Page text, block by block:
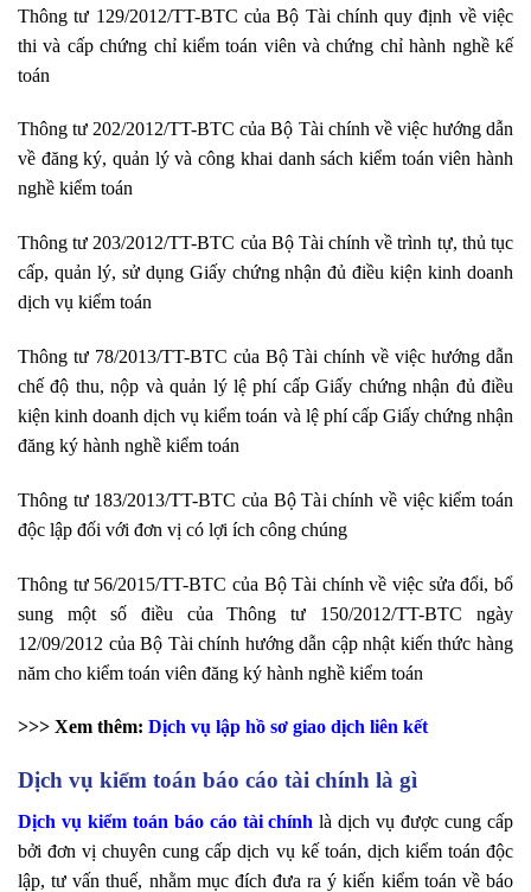
Thông tư 129/2012/TT-BTC của Bộ Tài chính quy định về việc
thi và cấp chứng chỉ kiểm toán viên và chứng chỉ hành nghề kế
toán
Thông tư 202/2012/TT-BTC của Bộ Tài chính về việc hướng dẫn
về đăng ký, quản lý và công khai danh sách kiểm toán viên hành
nghề kiểm toán
Thông tư 203/2012/TT-BTC của Bộ Tài chính về trình tự, thủ tục
cấp, quản lý, sử dụng Giấy chứng nhận đủ điều kiện kinh doanh
dịch vụ kiểm toán
Thông tư 78/2013/TT-BTC của Bộ Tài chính về việc hướng dẫn
chế độ thu, nộp và quản lý lệ phí cấp Giấy chứng nhận đủ điều
kiện kinh doanh dịch vụ kiểm toán và lệ phí cấp Giấy chứng nhận
đăng ký hành nghề kiểm toán
Thông tư 183/2013/TT-BTC của Bộ Tài chính về việc kiểm toán
độc lập đối với đơn vị có lợi ích công chúng
Thông tư 56/2015/TT-BTC của Bộ Tài chính về việc sửa đổi, bổ
sung một số điều của Thông tư 150/2012/TT-BTC ngày
12/09/2012 của Bộ Tài chính hướng dẫn cập nhật kiến thức hàng
năm cho kiểm toán viên đăng ký hành nghề kiểm toán
>>> Xem thêm: Dịch vụ lập hồ sơ giao dịch liên kết
Dịch vụ kiểm toán báo cáo tài chính là gì
Dịch vụ kiểm toán báo cáo tài chính là dịch vụ được cung cấp
bởi đơn vị chuyên cung cấp dịch vụ kế toán, dịch kiểm toán độc
lập, tư vấn thuế, nhằm mục đích đưa ra ý kiến kiểm toán về báo